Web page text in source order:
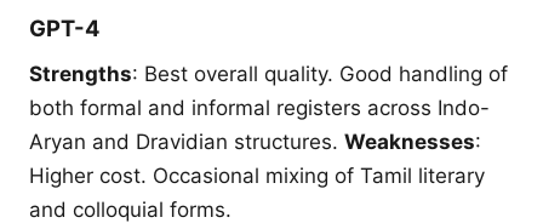
GPT-4
Strengths: Best overall quality. Good handling of
both formal and informal registers across Indo-
Aryan and Dravidian structures. Weaknesses:
Higher cost. Occasional mixing of Tamil literary
and colloquial forms.